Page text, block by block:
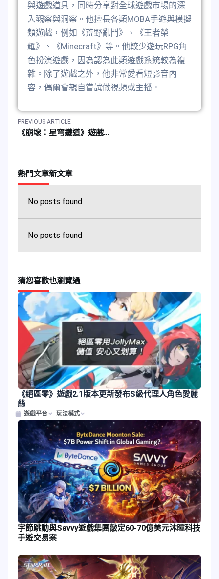
與遊戲道具，同時分享對全球遊戲市場的深
入觀察與洞察。他擅長各類MOBA手遊與模擬
類遊戲，例如《荒野亂鬥》、《王者榮
耀》、《Minecraft》等。他較少遊玩RPG角
色扮演遊戲，因為認為此類遊戲系統較為複
雜。除了遊戲之外，他非常愛看短影音內
容，偶爾會親自嘗試做視頻或主播。
PREVIOUS ARTICLE
《崩壞：星穹鐵道》遊戲4.0版本最新虛寶兌換碼彙整
熱門文章新文章
No posts found
No posts found
猜您喜歡也瀏覽過
《絕區零》遊戲2.1版本更新發布S級代理人角色愛麗
絲
遊戲平台 玩法模式
字節跳動與Savvy遊戲集團敲定60-70億美元沐瞳科技
手遊交易案